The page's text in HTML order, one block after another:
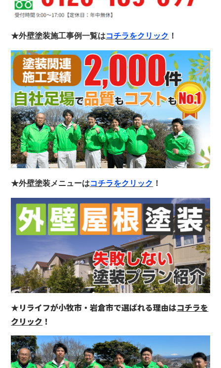
★外壁塗装施工事例一覧はコチラをクリック ！
★外壁塗装メニューはコチラをクリック ！
★リライフが小牧市・岩倉市で選ばれる理由はコチラを
クリック ！